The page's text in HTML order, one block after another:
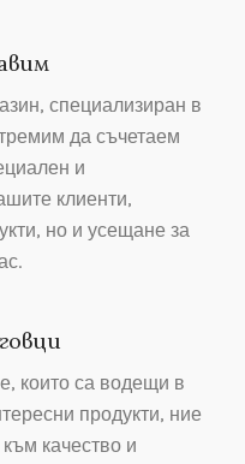
специализиран в
да съчетаем
и
клиенти,
но и усещане за
които са водещи в
продукти, ние
качество и